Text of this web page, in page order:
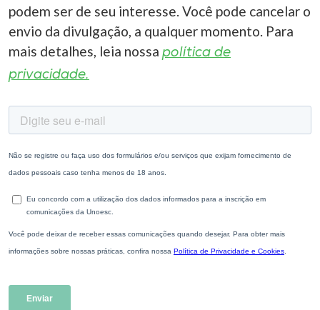
podem ser de seu interesse. Você pode cancelar o
envio da divulgação, a qualquer momento. Para
mais detalhes, leia nossa política de
privacidade.